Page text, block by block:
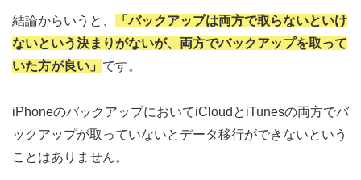
結論からいうと、
「バックアップは両方で取らないといけ
ないという決まりがないが、両方でバックアップを取って
いた方が良い」 です。
iPhoneのバックアップにおいてiCloudとiTunesの両方でバ
ックアップが取っていないとデータ移行ができないという
ことはありません。